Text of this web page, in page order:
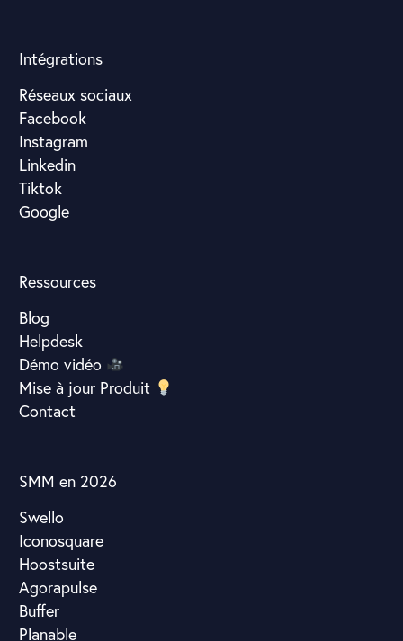
Intégrations
Réseaux sociaux
Facebook
Instagram
Linkedin
Tiktok
Google
Ressources
Blog
Helpdesk
Démo vidéo
Mise à jour Produit
Contact
SMM en 2026
Swello
Iconosquare
Hoostsuite
Agorapulse
Buffer
Planable